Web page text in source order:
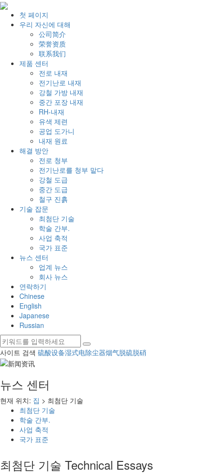
첫 페이지
우리 자신에 대해
公司简介
荣誉资质
联系我们
제품 센터
전로 내재
전기난로 내재
강철 가방 내재
중간 포장 내재
RH-내재
유색 제련
공업 도가니
내재 원료
해결 방안
전로 청부
전기난로를 청부 맡다
강철 도급
중간 도급
철구 진흙
기술 잡문
최첨단 기술
학술 간부.
사업 축적
국가 표준
뉴스 센터
업계 뉴스
회사 뉴스
연락하기
Chinese
English
Japanese
Russian
사이트 검색 硫酸设备湿式电除尘器烟气脱硫脱硝
뉴스 센터
현재 위치: 집 > 최첨단 기술
최첨단 기술
학술 간부.
사업 축적
국가 표준
최첨단 기술 Technical Essays